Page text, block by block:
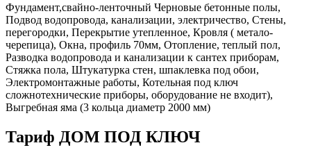
Фундамент,свайно-ленточный Черновые бетонные полы,
Подвод водопровода, канализации, электричество, Стены,
перегородки, Перекрытие утепленное, Кровля ( метало-
черепица), Окна, профиль 70мм, Отопление, теплый пол,
Разводка водопровода и канализации к сантех приборам,
Стяжка пола, Штукатурка стен, шпаклевка под обои,
Электромонтажные работы, Котельная под ключ
сложнотехнические приборы, оборудование не входит),
Выгребная яма (3 кольца диаметр 2000 мм)
Тариф ДОМ ПОД КЛЮЧ